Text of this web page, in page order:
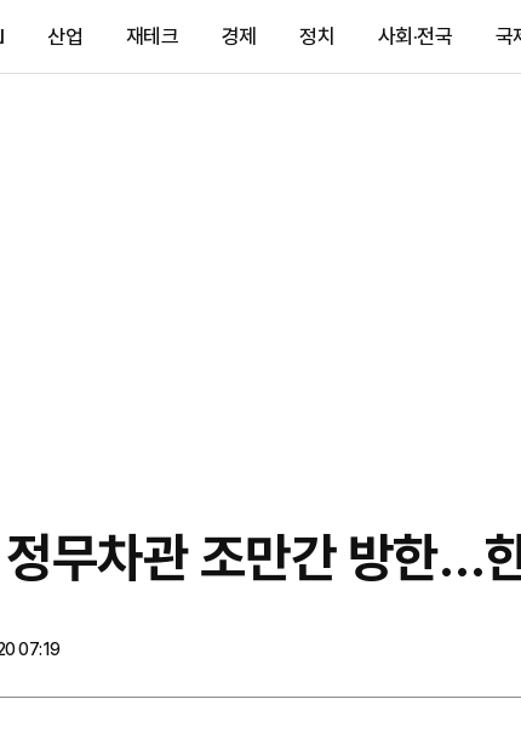
산업 재테크 경제 정치 사회·전국 국
무차관 조만간 방한…
07:19